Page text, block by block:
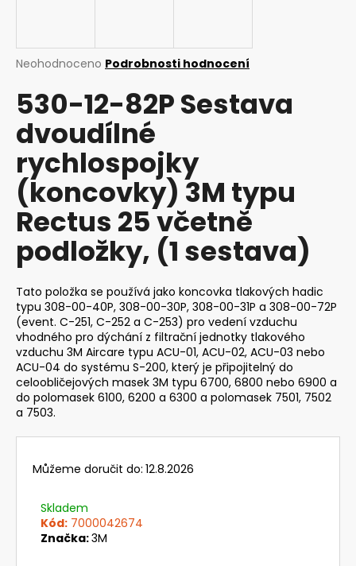
Průměrné
produktu
je
0,0
z
5
hvězdiček.
Neohodnoceno Podrobnosti hodnocení
530-12-82P Sestava
dvoudílné
rychlospojky
(koncovky) 3M typu
Rectus 25 včetně
podložky, (1 sestava)
Tato položka se používá jako koncovka tlakových hadic
typu 308-00-40P, 308-00-30P, 308-00-31P a 308-00-72P
(event. C-251, C-252 a C-253) pro vedení vzduchu
vhodného pro dýchání z filtrační jednotky tlakového
vzduchu 3M Aircare typu ACU-01, ACU-02, ACU-03 nebo
ACU-04 do systému S-200, který je připojitelný do
celoobličejových masek 3M typu 6700, 6800 nebo 6900 a
do polomasek 6100, 6200 a 6300 a polomasek 7501, 7502
a 7503.
Můžeme doručit do: 12.8.2026
Skladem
Kód: 7000042674
Značka:3M
j
í
?
HLEDAT
D
o
p
o
r
u
č
u
j
e
SVÁŘEČSKÁ
KUKLA
SPEEDGLAS